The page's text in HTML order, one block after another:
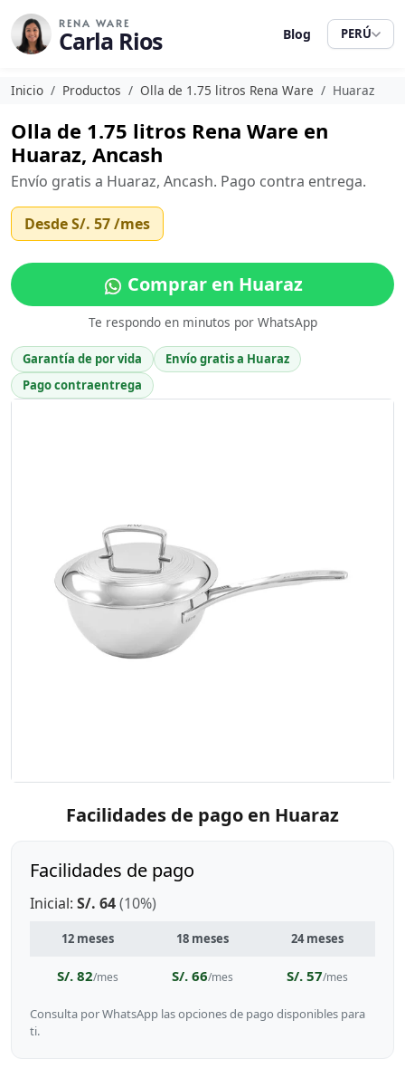
RENA WARE
Carla Rios Blog PERÚ
Inicio Productos Olla de 1.75 litros Rena Ware Huaraz
Olla de 1.75 litros Rena Ware en
Huaraz, Ancash
Envío gratis a Huaraz, Ancash. Pago contra entrega.
DesdeS/. 57/mes
Comprar en Huaraz
Te respondo en minutos por WhatsApp
Garantía de por vida
Envío gratis a Huaraz
Pago contraentrega
Facilidades de pago en Huaraz
Facilidades de pago
Inicial: S/. 64(10%)
12 meses 18 meses 24 meses
S/. 82/mes S/. 66/mes S/. 57/mes
Consulta por WhatsApp las opciones de pago disponibles para
ti.